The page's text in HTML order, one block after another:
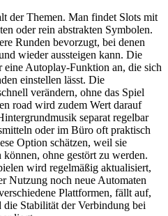
der Themen. Man findet Slots mit
oder rein abstrakten Symbolen.
Runden bevorzugt, bei denen
wieder aussteigen kann. Die
eine Autoplay-Funktion an, die sich
einstellen lässt. Die
verändern, ohne das Spiel
road wird zudem Wert darauf
separat regelbar
oder im Büro oft praktisch
Option schätzen, weil sie
ohne gestört zu werden.
wird regelmäßig aktualisiert,
Nutzung noch neue Automaten
Plattformen, fällt auf,
Stabilität der Verbindung bei